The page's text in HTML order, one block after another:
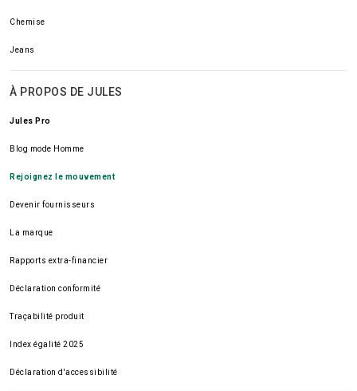
Chemise
Jeans
À PROPOS DE JULES
Jules Pro
Blog mode Homme
Rejoignez le mouvement
Devenir fournisseurs
La marque
Rapports extra-financier
Déclaration conformité
Traçabilité produit
Index égalité 2025
Déclaration d'accessibilité